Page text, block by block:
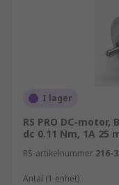
I lager
RS PRO DC-
dc 0.11 Nm, 1A 25
RS-artikelnummer 216-
Antal (1 enhet)